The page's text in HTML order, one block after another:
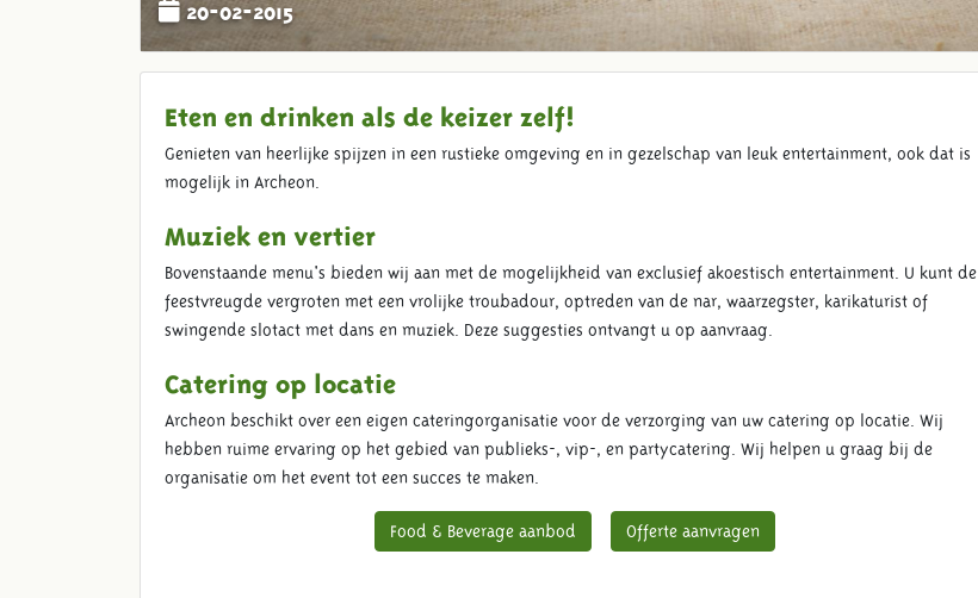
20-02-2015
Eten en drinken als de keizer zelf!
Genieten van heerlijke spijzen in een rustieke omgeving en in gezelschap van leuk entertainment, ook dat is
mogelijk in Archeon.
Muziek en vertier
Bovenstaande menu's bieden wij aan met de mogelijkheid van exclusief akoestisch entertainment. U kunt de
feestvreugde vergroten met een vrolijke troubadour, optreden van de nar, waarzegster, karikaturist of
swingende slotact met dans en muziek. Deze suggesties ontvangt u op aanvraag.
Catering op locatie
Archeon beschikt over een eigen cateringorganisatie voor de verzorging van uw catering op locatie. Wij
hebben ruime ervaring op het gebied van publieks-, vip-, en partycatering. Wij helpen u graag bij de
organisatie om het event tot een succes te maken.
Food & Beverage aanbod Offerte aanvragen